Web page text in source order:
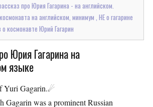
про Юрия Гагарина - на английском.
на английском, минимум , НЕ о гагарине
космонавте Юрий Гагарин
Юрия Гагарина на
языке
Yuri Gagarin.☄
Gagarin was a prominent Russian